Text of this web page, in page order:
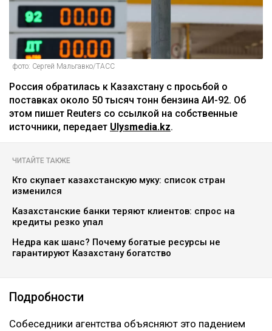
фото: Сергей Мальгавко/ТАСС
Россия обратилась к Казахстану с просьбой о
поставках около 50 тысяч тонн бензина АИ-92. Об
этом пишет Reuters со ссылкой на собственные
источники, передает Ulysmedia.kz.
ЧИТАЙТЕ ТАКЖЕ
Кто скупает казахстанскую муку: список стран
изменился
Казахстанские банки теряют клиентов: спрос на
кредиты резко упал
Недра как шанс? Почему богатые ресурсы не
гарантируют Казахстану богатство
Подробности
‎Собеседники агентства объясняют это падением